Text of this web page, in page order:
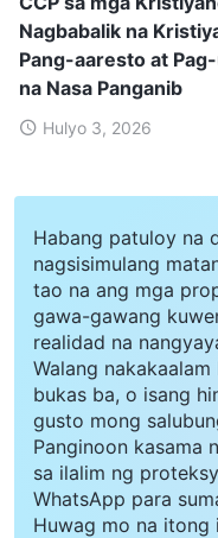
Nagbabalik na
Pang-aaresto at
na Nasa Panganib
Hulyo 3, 2026
Habang patuloy na
nagsisimulang
tao na ang mga
gawa-gawang
realidad na
Walang
bukas ba, o isang
gusto mong
Panginoon kasama
sa ilalim ng
WhatsApp para
Huwag mo na itong